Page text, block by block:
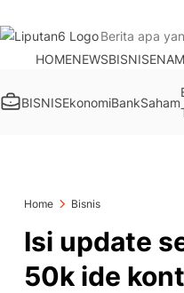
HOMENEWSBISNIS
BISNISEkonomiBankSaham
Home Bisnis
Isi update
50k ide